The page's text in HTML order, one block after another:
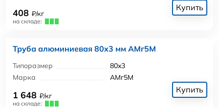
408 ₽/кг
на складе:
Купить
Труба алюминиевая 80x3 мм АМг5М
Типоразмер
80x3
Марка
АМг5М
1 648 ₽/кг
на складе:
Купить